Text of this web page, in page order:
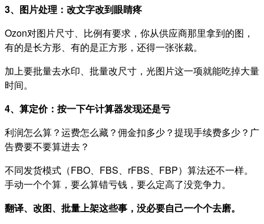
3、图片处理：改文字改到眼睛疼
Ozon对图片尺寸、比例有要求，你从供应商那里拿到的图，
有的是长方形、有的是正方形，还得一张张裁。
加上要批量去水印、批量改尺寸，光图片这一项就能吃掉大量
时间。
4、算定价：按一下午计算器发现还是亏
利润怎么算？运费怎么藏？佣金扣多少？提现手续费多少？广
告费要不要算进去？
不同发货模式（FBO、FBS、rFBS、FBP）算法还不一样。
手动一个个算，要么算错亏钱，要么定高了没竞争力。
翻译、改图、批量上架这些事，没必要自己一个个去磨。